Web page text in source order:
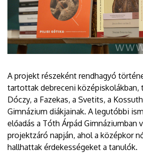
A projekt részeként rendhagyó
tartottak debreceni középiskolákban,
Dóczy, a Fazekas, a Svetits, a
Gimnázium diákjainak. A legutóbbi
előadás a Tóth Árpád Gimnáziumban
projektzáró napján, ahol a középkor
hallhattak érdekességeket a tanulók.